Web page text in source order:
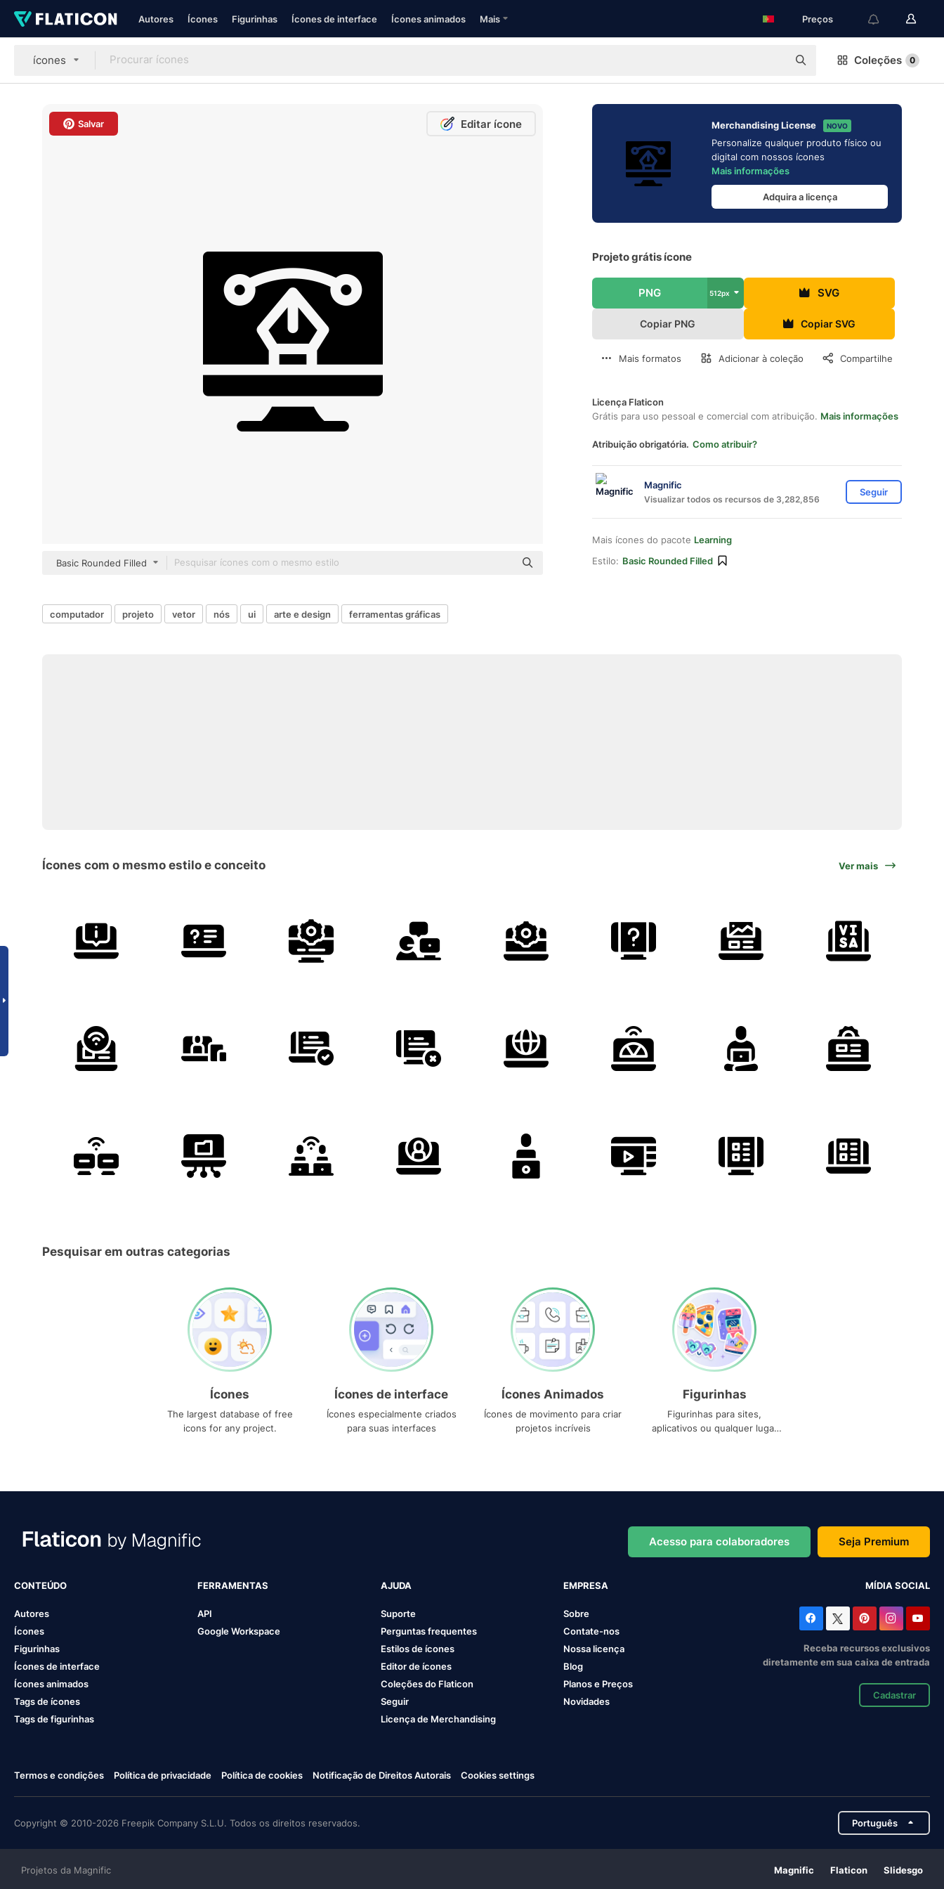
Autores Ícones Figurinhas Ícones de interface Ícones animados Mais Preços
ícones Coleções 0
Salvar Editar ícone
Basic Rounded Filled
Merchandising License NOVO
Personalize qualquer produto físico ou
digital com nossos ícones
Mais informações
Adquira a licença
Projeto grátis ícone
PNG 512px SVG
Copiar PNG Copiar SVG
Mais formatos Adicionar à coleção Compartilhe
Licença Flaticon
Grátis para uso pessoal e comercial com atribuição. Mais informações
Atribuição obrigatória. Como atribuir?
Magnific
Visualizar todos os recursos de 3,282,856
Seguir
Mais ícones do pacote Learning
Estilo: Basic Rounded Filled
computador projeto vetor nós ui arte e design ferramentas gráficas
Ícones com o mesmo estilo e conceito Ver mais
Pesquisar em outras categorias
Ícones
The largest database of free
icons for any project.
Ícones de interface
Ícones especialmente criados
para suas interfaces
Ícones Animados
Ícones de movimento para criar
projetos incríveis
Figurinhas
Figurinhas para sites,
aplicativos ou qualquer lugar
Acesso para colaboradores Seja Premium
CONTEÚDO
Autores
Ícones
Figurinhas
Ícones de interface
Ícones animados
Tags de ícones
Tags de figurinhas
FERRAMENTAS
API
Google Workspace
AJUDA
Suporte
Perguntas frequentes
Estilos de ícones
Editor de ícones
Coleções do Flaticon
Seguir
Licença de Merchandising
EMPRESA
Sobre
Contate-nos
Nossa licença
Blog
Planos e Preços
Novidades
MÍDIA SOCIAL
Receba recursos exclusivos
diretamente em sua caixa de entrada
Cadastrar
Termos e condições Política de privacidade Política de cookies Notificação de Direitos Autorais Cookies settings
Copyright © 2010-2026 Freepik Company S.L.U. Todos os direitos reservados. Português
Projetos da Magnific Magnific Flaticon Slidesgo